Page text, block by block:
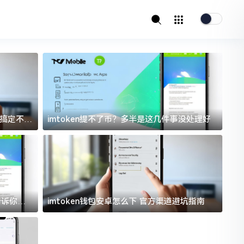
定不踩
imtoken提不了币？多半是这几件事没处理好
你门
imtoken钱包安卓怎么下 官方渠道避坑指南